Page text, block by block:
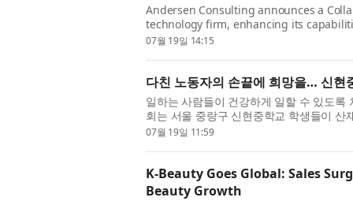
Andersen Consulting announces a
technology firm, enhancing its
2003, Smartbridge helps organ...
07월 19일 14:15
다친 노동자의 손끝에 희망을… 신현
일하는 사람들이 건강하게 일할 수 있도
회는 서울 중랑구 신현중학교 학생들이 산
전액을 기부했다고 밝혔다. 기부금 전달식
07월 19일 11:59
K-Beauty Goes Global: Sales
Beauty Growth